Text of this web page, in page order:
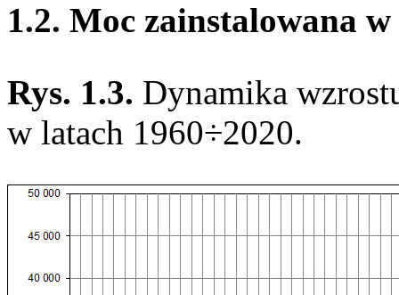
1.2. Moc zainstalowana
Rys. 1.3. Dynamika
w latach 1960÷2020.